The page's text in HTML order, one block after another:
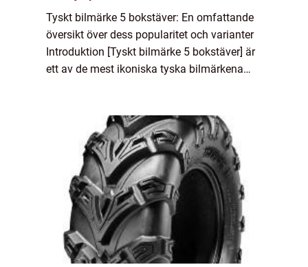
Tyskt bilmärke 5 bokstäver: En omfattande
översikt över dess popularitet och varianter
Introduktion [Tyskt bilmärke 5 bokstäver] är
ett av de mest ikoniska tyska bilmärkena